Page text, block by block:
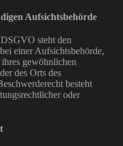
Aufsichtsbehörde
steht den
einer Aufsichtsbehörde,
gewöhnlichen
des Orts des
besteht
oder